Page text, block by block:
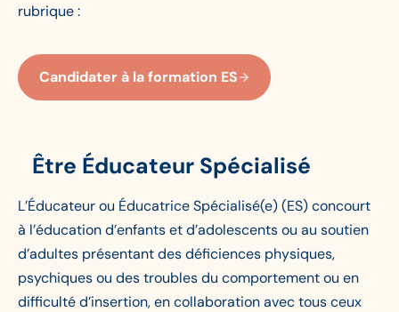
rubrique :
Candidater à la formation ES
Être Éducateur Spécialisé
L’Éducateur ou Éducatrice Spécialisé(e) (ES) concourt
à l’éducation d’enfants et d’adolescents ou au soutien
d’adultes présentant des déficiences physiques,
psychiques ou des troubles du comportement ou en
difficulté d’insertion, en collaboration avec tous ceux